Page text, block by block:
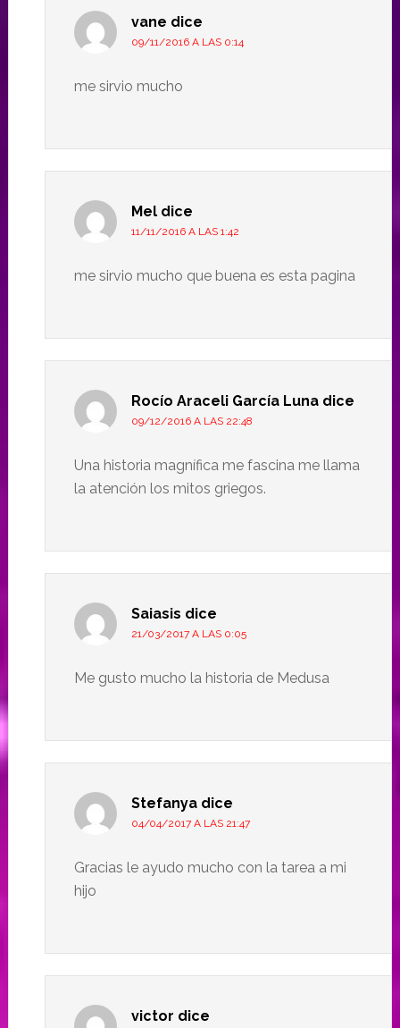
vane dice
09/11/2016 A LAS 0:14
me sirvio mucho
Mel dice
11/11/2016 A LAS 1:42
me sirvio mucho que buena es esta pagina
Rocío Araceli García Luna dice
09/12/2016 A LAS 22:48
Una historia magnífica me fascina me llama
la atención los mitos griegos.
Saiasis dice
21/03/2017 A LAS 0:05
Me gusto mucho la historia de Medusa
Stefanya dice
04/04/2017 A LAS 21:47
Gracias le ayudo mucho con la tarea a mi
hijo
victor dice